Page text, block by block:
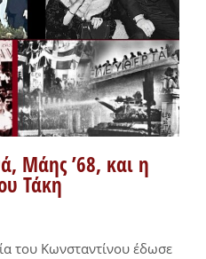
Μάης ’68, και η
Τάκη
του Κωνσταντίνου έδωσε